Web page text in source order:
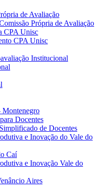
de Avaliação
Própria de Avaliação
CPA Unisc
CPA Unisc
Institucional
Montenegro
Docentes
de Docentes
e Inovação do Vale do
Caí
e Inovação Vale do
Aires